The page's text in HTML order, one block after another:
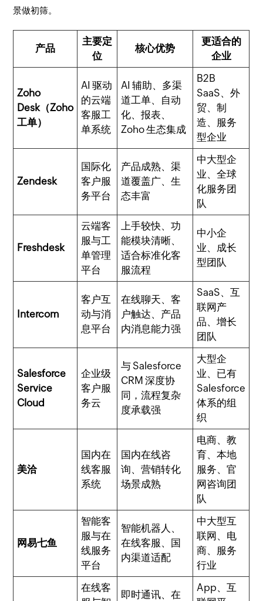
景做初筛。
产品
主要定
位
核心优势
更适合的
企业
Zoho
Desk（Zoho
工单）
AI 驱动
的云端
客服工
单系统
AI 辅助、多渠
道工单、自动
化、报表、
Zoho 生态集成
B2B
SaaS、外
贸、制
造、服务
型企业
Zendesk
国际化
客户服
务平台
产品成熟、渠
道覆盖广、生
态丰富
中大型企
业、全球
化服务团
队
Freshdesk
云端客
服与工
单管理
平台
上手较快、功
能模块清晰、
适合标准化客
服流程
中小企
业、成长
型团队
Intercom
客户互
动与消
息平台
在线聊天、客
户触达、产品
内消息能力强
SaaS、互
联网产
品、增长
团队
Salesforce
Service
Cloud
企业级
客户服
务云
与 Salesforce
CRM 深度协
同，流程复杂
度承载强
大型企
业、已有
Salesforce
体系的组
织
美洽
国内在
线客服
系统
国内在线咨
询、营销转化
场景成熟
电商、教
育、本地
服务、官
网咨询团
队
网易七鱼
智能客
服与在
线服务
平台
智能机器人、
在线客服、国
内渠道适配
中大型互
联网、电
商、服务
行业
在线客
即时通讯、在
App、互